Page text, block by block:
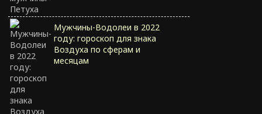
Мужчины-Водолеи в 2022
году: гороскоп для знака
Воздуха по сферам и
месяцам